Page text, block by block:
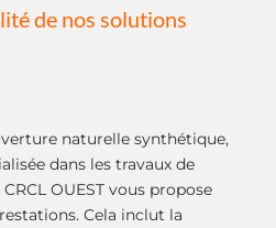
de nos solutions
naturelle synthétique,
dans les travaux de
OUEST vous propose
Cela inclut la